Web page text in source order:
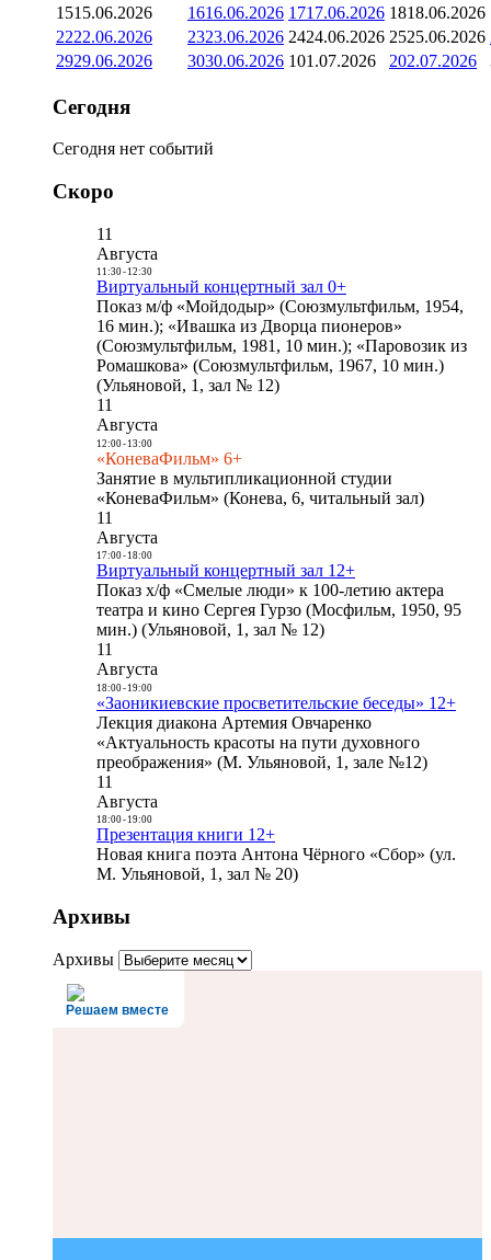
1515.06.2026 1616.06.2026 1717.06.2026 1818.06.2026
2222.06.2026 2323.06.2026 2424.06.2026 2525.06.2026
2929.06.2026 3030.06.2026 101.07.2026 202.07.2026
Сегодня
Сегодня нет событий
Скоро
11
Августа
11:30- 12:30
Виртуальный концертный зал 0+
Показ м/ф «Мойдодыр» (Союзмультфильм, 1954,
16 мин.); «Ивашка из Дворца пионеров»
(Союзмультфильм, 1981, 10 мин.); «Паровозик из
Ромашкова» (Союзмультфильм, 1967, 10 мин.)
(Ульяновой, 1, зал № 12)
11
Августа
12:00- 13:00
«КоневаФильм» 6+
Занятие в мультипликационной студии
«КоневаФильм» (Конева, 6, читальный зал)
11
Августа
17:00- 18:00
Виртуальный концертный зал 12+
Показ х/ф «Смелые люди» к 100-летию актера
театра и кино Сергея Гурзо (Мосфильм, 1950, 95
мин.) (Ульяновой, 1, зал № 12)
11
Августа
18:00- 19:00
«Заоникиевские просветительские беседы» 12+
Лекция диакона Артемия Овчаренко
«Актуальность красоты на пути духовного
преображения» (М. Ульяновой, 1, зале №12)
11
Августа
18:00- 19:00
Презентация книги 12+
Новая книга поэта Антона Чёрного «Сбор» (ул.
М. Ульяновой, 1, зал № 20)
Архивы
Архивы
Решаем вместе